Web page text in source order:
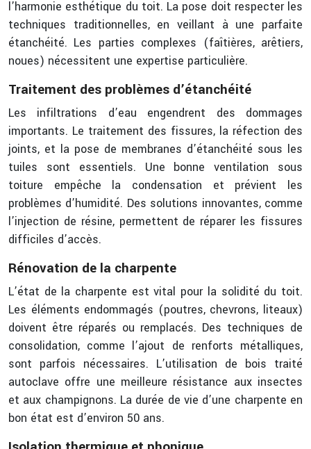
l’harmonie esthétique du toit. La pose doit respecter les
techniques traditionnelles, en veillant à une parfaite
étanchéité. Les parties complexes (faîtières, arêtiers,
noues) nécessitent une expertise particulière.
Traitement des problèmes d’étanchéité
Les infiltrations d’eau engendrent des dommages
importants. Le traitement des fissures, la réfection des
joints, et la pose de membranes d’étanchéité sous les
tuiles sont essentiels. Une bonne ventilation sous
toiture empêche la condensation et prévient les
problèmes d’humidité. Des solutions innovantes, comme
l’injection de résine, permettent de réparer les fissures
difficiles d’accès.
Rénovation de la charpente
L’état de la charpente est vital pour la solidité du toit.
Les éléments endommagés (poutres, chevrons, liteaux)
doivent être réparés ou remplacés. Des techniques de
consolidation, comme l’ajout de renforts métalliques,
sont parfois nécessaires. L’utilisation de bois traité
autoclave offre une meilleure résistance aux insectes
et aux champignons. La durée de vie d’une charpente en
bon état est d’environ 50 ans.